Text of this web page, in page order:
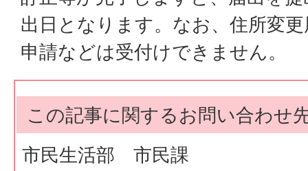
出日となります。なお、住所変
申請などは受付けできません。
この記事に関するお問い合わせ
市民生活部 市民課